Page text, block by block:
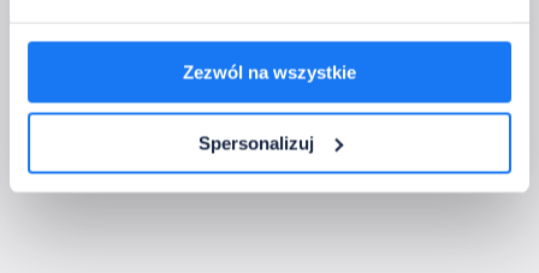
Zezwól na wszystkie
Spersonalizuj
kompatybilność i wrócimy z wyceną lub pytaniami - bezpłatnie i bez
Administratorem danych jest Bergmen Sp. z o.o. Dane przetwarzamy w
celu obsługi zamówień i kontaktu (art. 6 ust. 1 lit. b i f RODO). Masz
prawo dostępu, sprostowania, ograniczenia, sprzeciwu. Szczegóły w
polityce RODO i regulaminie OWS.